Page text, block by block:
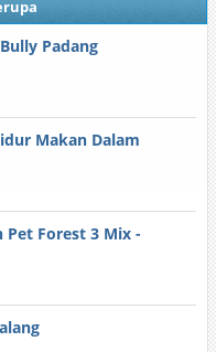
Padang
Makan Dalam
Pet Forest 3 Mix -